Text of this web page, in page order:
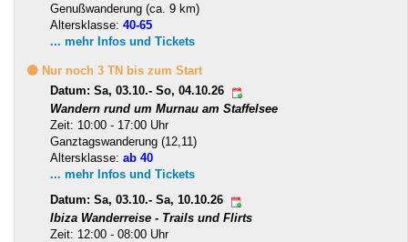
Genußwanderung (ca. 9 km)
Altersklasse: 40-65
... mehr Infos und Tickets
🟡 Nur noch 3 TN bis zum Start
Datum: Sa, 03.10.- So, 04.10.26
Wandern rund um Murnau am Staffelsee
Zeit: 10:00 - 17:00 Uhr
Ganztagswanderung (12,11)
Altersklasse: ab 40
... mehr Infos und Tickets
Datum: Sa, 03.10.- Sa, 10.10.26
Ibiza Wanderreise - Trails und Flirts
Zeit: 12:00 - 08:00 Uhr